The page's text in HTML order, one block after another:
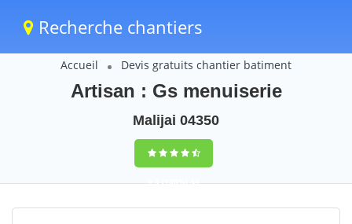
Recherche chantiers
Accueil Devis gratuits chantier batiment
Artisan : Gs menuiserie
Malijai 04350
9,5(100%)34
votes